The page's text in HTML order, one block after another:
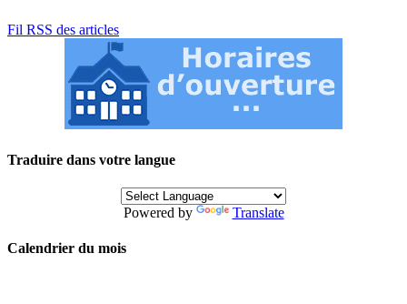
Fil RSS des articles
Traduire dans votre langue
Powered by Translate
Calendrier du mois